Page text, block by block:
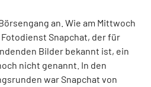
an. Wie am Mittwoch
Snapchat, der für
Bilder bekannt ist, ein
nicht genannt. In den
war Snapchat von